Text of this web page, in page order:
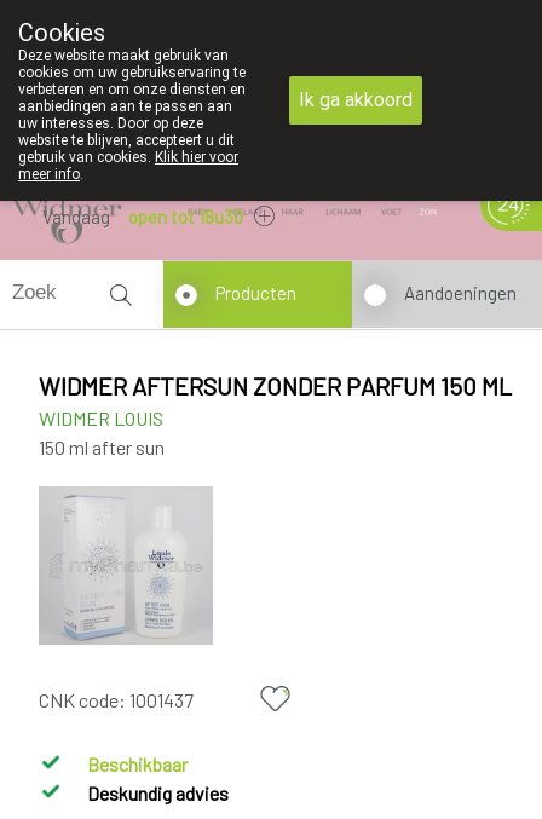
Vandaag open tot 18u30
Producten Aandoeningen
WIDMER AFTERSUN ZONDER PARFUM 150 ML
WIDMER LOUIS
150 ml after sun
CNK code: 1001437
Beschikbaar
Deskundig advies
Cookies
Deze website maakt gebruik van
cookies om uw gebruikservaring te
verbeteren en om onze diensten en
aanbiedingen aan te passen aan
uw interesses. Door op deze
website te blijven, accepteert u dit
gebruik van cookies. Klik hier voor
meer info.
Ik ga akkoord